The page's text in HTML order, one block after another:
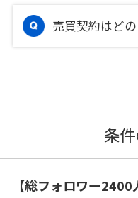
売買契約はど
条
【総フォロワー